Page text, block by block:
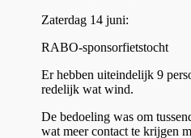
Zaterdag 14 juni:
RABO-sponsorfietstocht
Er hebben uiteindelijk 9
redelijk wat wind.
De bedoeling was om
wat meer contact te krijgen